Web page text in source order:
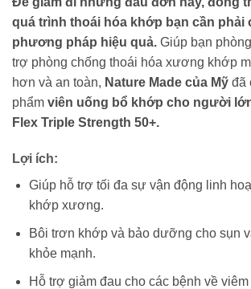
quá trình thoái hóa khớp bạn cần
phương pháp hiệu quả. Giúp bạn
trợ phòng chống thoái hóa xương khớp
hơn và an toàn, Nature Made của Mỹ đã
phẩm viên uống bổ khớp cho người
Flex Triple Strength 50+.
Lợi ích:
Giúp hỗ trợ tối đa sự vận động linh
khớp xương.
Bôi trơn khớp và bảo dưỡng cho sụn
khỏe mạnh.
Hỗ trợ giảm đau cho các bệnh về